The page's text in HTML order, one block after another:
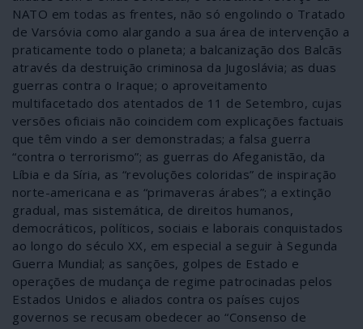
NATO em todas as frentes, não só engolindo o Tratado
de Varsóvia como alargando a sua área de intervenção a
praticamente todo o planeta; a balcanização dos Balcãs
através da destruição criminosa da Jugoslávia; as duas
guerras contra o Iraque; o aproveitamento
multifacetado dos atentados de 11 de Setembro, cujas
versões oficiais não coincidem com explicações factuais
que têm vindo a ser demonstradas; a falsa guerra
“contra o terrorismo”; as guerras do Afeganistão, da
Líbia e da Síria, as “revoluções coloridas” de inspiração
norte-americana e as “primaveras árabes”; a extinção
gradual, mas sistemática, de direitos humanos,
democráticos, políticos, sociais e laborais conquistados
ao longo do século XX, em especial a seguir à Segunda
Guerra Mundial; as sanções, golpes de Estado e
operações de mudança de regime patrocinadas pelos
Estados Unidos e aliados contra os países cujos
governos se recusam obedecer ao “Consenso de